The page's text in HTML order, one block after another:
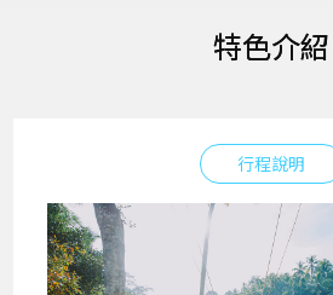
特色介紹
行程說明